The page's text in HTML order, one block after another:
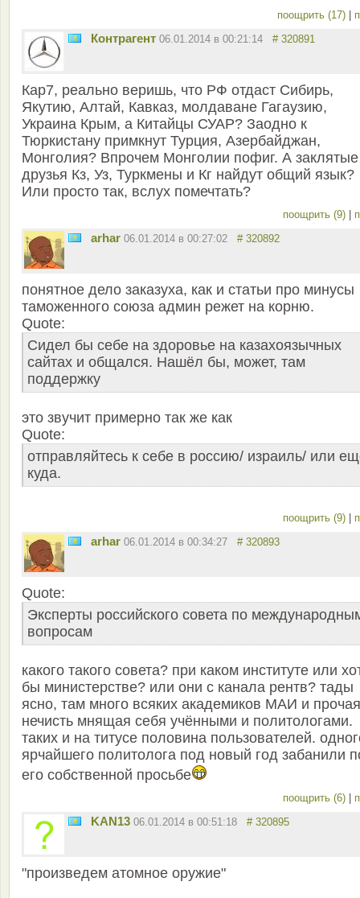
поощрить (17)
Контрагент 06.01.2014 в 00:21:14 # 320891
Кар7, реально веришь, что РФ отдаст Сибирь,
Якутию, Алтай, Кавказ, молдаване Гагаузию,
Украина Крым, а Китайцы СУАР? Заодно к
Тюркистану примкнут Турция, Азербайджан,
Монголия? Впрочем Монголии пофиг. А заклятые
друзья Кз, Уз, Туркмены и Кг найдут общий язык?
Или просто так, вслух помечтать?
поощрить (9)
arhar 06.01.2014 в 00:27:02 # 320892
понятное дело заказуха, как и статьи про минусы
таможенного союза админ режет на корню.
Quote:
Сидел бы себе на здоровье на казахоязычных
сайтах и общался. Нашёл бы, может, там
поддержку
это звучит примерно так же как
Quote:
отправляйтесь к себе в россию/ израиль/ или
куда.
поощрить (9)
arhar 06.01.2014 в 00:34:27 # 320893
Quote:
Эксперты российского совета по
вопросам
какого такого совета? при каком институте или
бы министерстве? или они с канала рентв? тады
ясно, там много всяких академиков МАИ и прочая
нечисть мнящая себя учёнными и политологами.
таких и на титусе половина пользователей.
ярчайшего политолога под новый год забанили
его собственной просьбе
поощрить (6)
KAN13 06.01.2014 в 00:51:18 # 320895
"произведем атомное оружие"